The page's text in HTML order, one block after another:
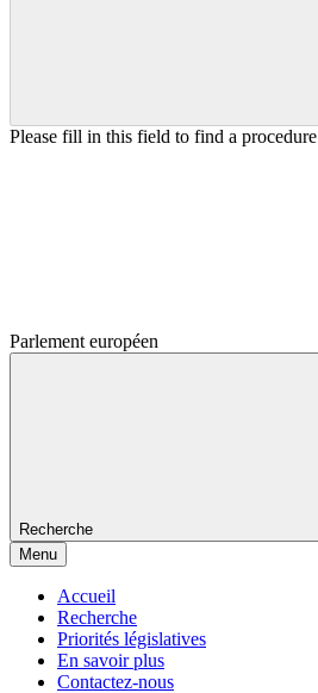
Please fill in this field to find a procedure
Parlement européen
Recherche
Menu
Accueil
Recherche
Priorités législatives
En savoir plus
Contactez-nous